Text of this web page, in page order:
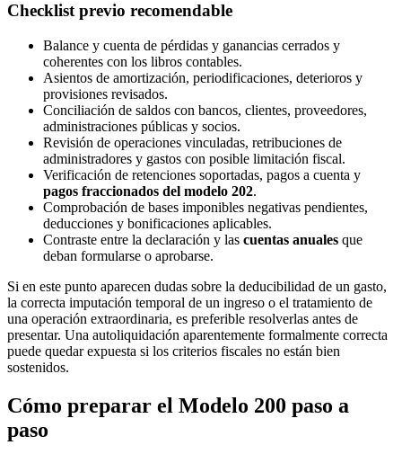
Checklist previo recomendable
Balance y cuenta de pérdidas y ganancias cerrados y
coherentes con los libros contables.
Asientos de amortización, periodificaciones, deterioros y
provisiones revisados.
Conciliación de saldos con bancos, clientes, proveedores,
administraciones públicas y socios.
Revisión de operaciones vinculadas, retribuciones de
administradores y gastos con posible limitación fiscal.
Verificación de retenciones soportadas, pagos a cuenta y
pagos fraccionados del modelo 202.
Comprobación de bases imponibles negativas pendientes,
deducciones y bonificaciones aplicables.
Contraste entre la declaración y las cuentas anuales que
deban formularse o aprobarse.
Si en este punto aparecen dudas sobre la deducibilidad de un gasto,
la correcta imputación temporal de un ingreso o el tratamiento de
una operación extraordinaria, es preferible resolverlas antes de
presentar. Una autoliquidación aparentemente formalmente correcta
puede quedar expuesta si los criterios fiscales no están bien
sostenidos.
Cómo preparar el Modelo 200 paso a
paso